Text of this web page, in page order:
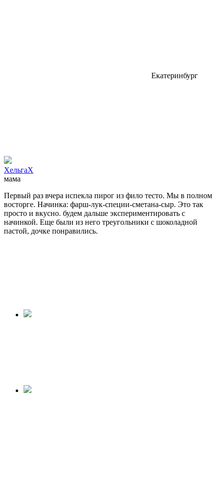
Екатеринбург
ХельгаХ
мама
Первый раз вчера испекла пирог из фило тесто. Мы в полном
восторге. Начинка: фарш-лук-специи-сметана-сыр. Это так
просто и вкусно. будем дальше экспериментировать с
начинкой. Еще были из него треугольники с шоколадной
пастой, дочке понравились.